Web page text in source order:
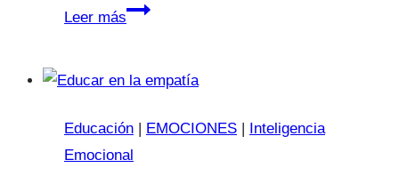
Leer másDiario
Educación EMOCIONES
Inteligencia
Emocional